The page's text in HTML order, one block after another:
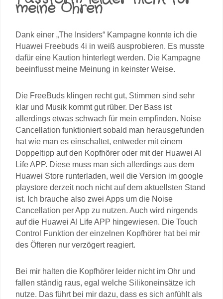
meine Ohren
Dank einer „The Insiders“ Kampagne konnte ich die
Huawei Freebuds 4i in weiß ausprobieren. Es musste
dafür eine Kaution hinterlegt werden. Die Kampagne
beeinflusst meine Meinung in keinster Weise.
Die FreeBuds klingen recht gut, Stimmen sind sehr
klar und Musik kommt gut rüber. Der Bass ist
allerdings etwas schwach für mein empfinden. Noise
Cancellation funktioniert sobald man herausgefunden
hat wie man es einschaltet, entweder mit einem
Doppeltipp auf den Kopfhörer oder mit der Huawei AI
Life APP. Diese muss man sich allerdings aus dem
Huawei Store runterladen, weil die Version im google
playstore derzeit noch nicht auf dem aktuellsten Stand
ist. Ich brauche also zwei Apps um die Noise
Cancellation per App zu nutzen. Auch wird nirgends
auf die Huawei AI Life APP hingewiesen. Die Touch
Control Funktion der einzelnen Kopfhörer hat bei mir
des Öfteren nur verzögert reagiert.
Bei mir halten die Kopfhörer leider nicht im Ohr und
fallen ständig raus, egal welche Silikoneinsätze ich
nutze. Das führt bei mir dazu, dass es sich anfühlt als